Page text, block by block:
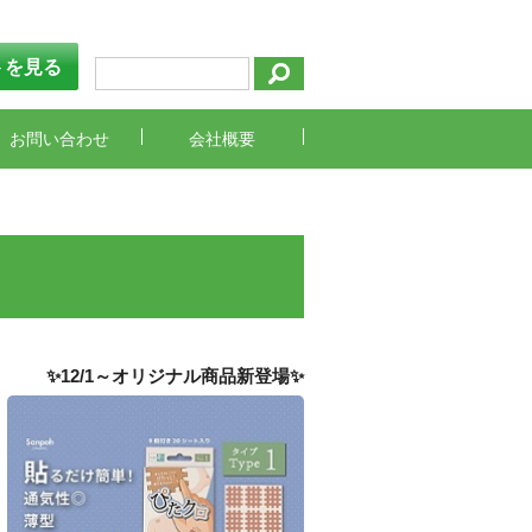
見る
お問い合わせ 会社概要
✨12/1～オリジナル商品新登場✨